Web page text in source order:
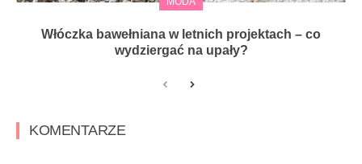
Włóczka bawełniana w letnich projektach – co
wydziergać na upały?
KOMENTARZE